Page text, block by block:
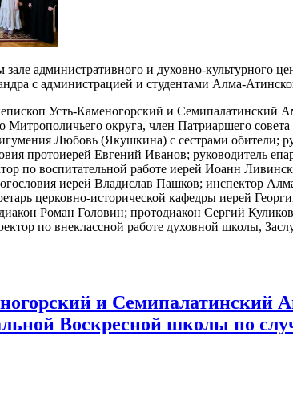
административного и духовно-культурного
с администрацией и студентами Алма-
Усть-Каменогорский и Семипалатинский
Митрополичьего округа, член Патриаршего
Любовь (Якушкина) с сестрами обители;
протоиерей Евгений Иванов; руководитель
по воспитательной работе иерей Иоанн
иерей Владислав Пашков; инспектор
церковно-исторической кафедры иерей
Роман Головин; протодиакон Сергий
по внеклассной работе духовной школы,
и Семипалатинский
Воскресной школы по